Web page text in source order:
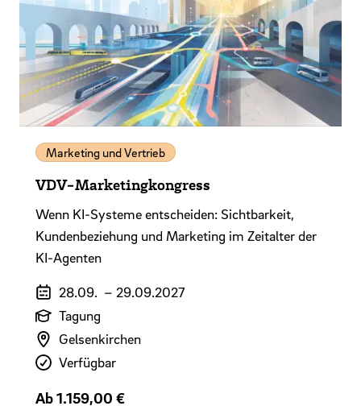
Marketing und Vertrieb
VDV-Marketingkongress
Wenn KI-Systeme entscheiden: Sichtbarkeit,
Kundenbeziehung und Marketing im Zeitalter der
KI-Agenten
Veranstaltungszeitraum
28.09. – 29.09.2027
Art der Veranstaltung
Tagung
Veranstaltungsort
Gelsenkirchen
Verfügbarkeit
Verfügbar
Preis
Ab 1.159,00 €